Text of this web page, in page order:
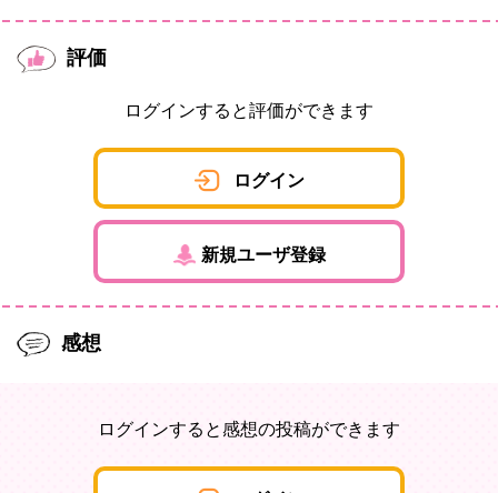
評価
ログインすると評価ができます
ログイン
新規ユーザ登録
感想
ログインすると感想の投稿ができます